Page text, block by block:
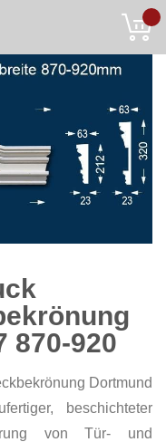
870-920
Dortmund
beschichteter
von Tür- und